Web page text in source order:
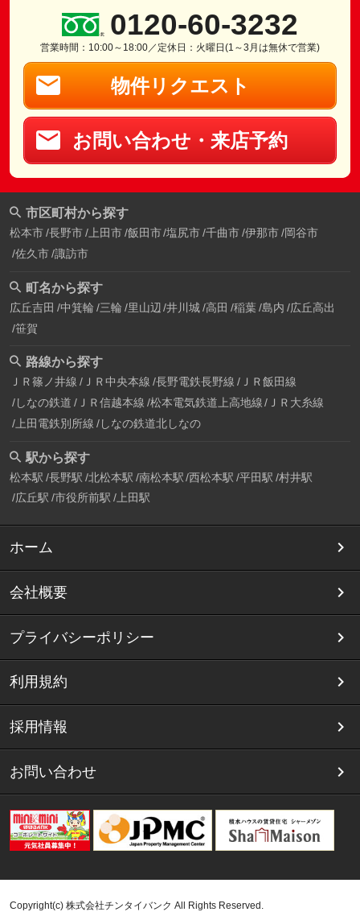
0120-60-3232
営業時間：10:00～18:00／定休日：火曜日(1～3月は無休で営業)
物件リクエスト
お問い合わせ・来店予約
市区町村から探す
松本市 長野市 上田市 飯田市 塩尻市 千曲市 伊那市 岡谷市
佐久市 諏訪市
町名から探す
広丘吉田 中箕輪 三輪 里山辺 井川城 高田 稲葉 島内 広丘高出
笹賀
路線から探す
ＪＲ篠ノ井線 ＪＲ中央本線 長野電鉄長野線 ＪＲ飯田線
しなの鉄道 ＪＲ信越本線 松本電気鉄道上高地線
ＪＲ大糸線
上田電鉄別所線 しなの鉄道北しなの
駅から探す
松本駅 長野駅 北松本駅 南松本駅 西松本駅 平田駅 村井駅
広丘駅 市役所前駅 上田駅
ホーム
会社概要
プライバシーポリシー
利用規約
採用情報
お問い合わせ
Copyright(c) 株式会社チンタイバンク All Rights Reserved.